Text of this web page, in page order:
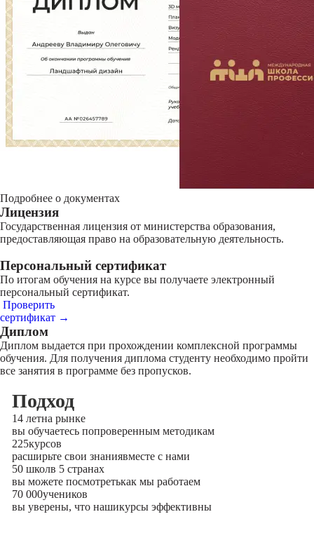
Подробнее о документах
Лицензия
Государственная лицензия от министерства образования,
предоставляющая право на образовательную деятельность.
Персональный сертификат
По итогам обучения на курсе вы получаете электронный
персональный сертификат.
Проверить
сертификат →
Диплом
Диплом выдается при прохождении комплексной программы
обучения. Для получения диплома студенту необходимо пройти
все занятия в программе без пропусков.
Подход
14 летна рынке
вы обучаетесь попроверенным методикам
225курсов
расширьте свои знаниявместе с нами
50 школв 5 странах
вы можете посмотретькак мы работаем
70 000учеников
вы уверены, что нашикурсы эффективны